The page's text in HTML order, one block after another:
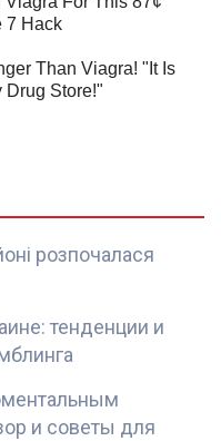
розпочалася
тенденции и
и советы для